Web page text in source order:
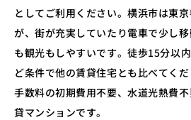
としてご利用ください。横浜市は東
が、街が充実していたり電車で少し
も観光もしやすいです。徒歩15分以
ど条件で他の賃貸住宅とも比べてく
手数料の初期費用不要、水道光熱費
貸マンションです。